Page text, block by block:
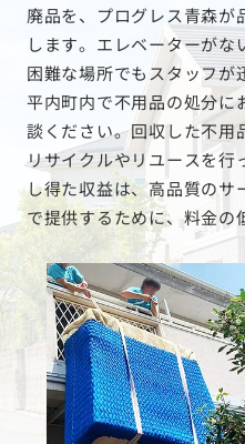
廃品を、プログレス青森が
します。エレベーターが
困難な場所でもスタッフが
平内町内で不用品の処分に
談ください。回収した不用
リサイクルやリユースを行
し得た収益は、高品質のサ
で提供するために、料金の